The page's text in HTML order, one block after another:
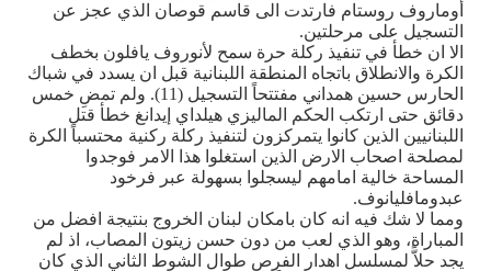
أوماروف روستام فارتدت الى قاسم قوصان الذي عجز عن
التسجيل على مرحلتين.
الا ان خطأ في تنفيذ ركلة حرة سمح لأنوروف يافلون بخطف
الكرة والانطلاق باتجاه المنطقة اللبنانية قبل ان يسدد في شباك
الحارس حسين همداني مفتتحاً التسجيل (11). ولم تمضِ خمس
دقائق حتى ارتكب الحكم الماليزي هيلداي إيدانغ خطأ قتل
اللبنانيين الذين كانوا يتمركزون لتنفيذ ركلة ركنية محتسباً الكرة
لمصلحة اصحاب الارض الذين استغلوا هذا الامر فوجدوا
المساحة خالية امامهم ليسجلوا بسهولة عبر فرخود
عبدومافليانوف.
ومما لا شك فيه انه كان بامكان لبنان الخروج بنتيجة افضل من
المباراة، وهو الذي لعب من دون حسن زيتون المصاب، اذ لم
يجد حلاًّ لمسلسل اهدار الفرص طوال الشوط الثاني الذي كان